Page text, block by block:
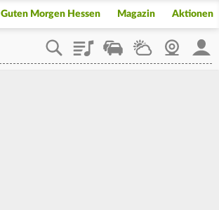
Guten Morgen Hessen Magazin Aktionen
PlaylistStaupilotWetterWebcam